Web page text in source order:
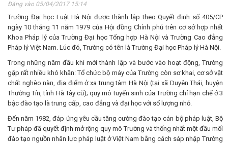
Đăng vào 05/04/2017 15:14
Trường Đại học Luật Hà Nội được thành lập theo Quyết định số 405/CP
ngày 10 tháng 11 năm 1979 của Hội đồng Chính phủ trên cơ sở hợp nhất
Khoa Pháp lý của Trường Đại học Tổng hợp Hà Nội và Trường Cao đẳng
Pháp lý Việt Nam. Lúc đó, Trường có tên là Trường Đại học Pháp lý Hà Nội.
Trong những năm đầu khi mới thành lập và bước vào hoạt động, Trường
gặp rất nhiều khó khăn: Tổ chức bộ máy của Trường còn sơ khai, cơ sở vật
chất nghèo nàn, địa điểm ở xa trung tâm Hà Nội (tại xã Duyên Thái, huyện
Thường Tín, tỉnh Hà Tây cũ); quy mô tuyển sinh của Trường chỉ hạn chế ở 3
bậc đào tạo là trung cấp, cao đẳng và đại học với số lượng nhỏ.
Đến năm 1982, đáp ứng yêu cầu tăng cường đào tạo cán bộ pháp luật, Bộ
Tư pháp đã quyết định mở rộng quy mô Trường và thống nhất một đầu mối
đào tạo nguồn nhân lực pháp luật ở Việt Nam bằng cách sáp nhập Trường